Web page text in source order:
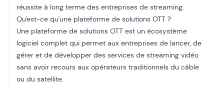
réussite à long terme des entreprises de streaming.
Qu'est-ce qu'une plateforme de solutions OTT ?
Une plateforme de solutions OTT est un écosystème
logiciel complet qui permet aux entreprises de lancer, de
gérer et de développer des services de streaming vidéo
sans avoir recours aux opérateurs traditionnels du câble
ou du satellite.